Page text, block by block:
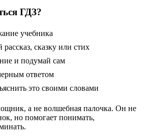
ГДЗ?
учебника
сказку или стих
и подумай сам
ответом
это своими словами
а не волшебная палочка. Он не
но помогает понимать,